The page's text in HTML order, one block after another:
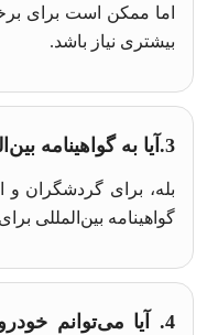
اما ممکن است برای
بیشتری نیاز باشد.
3.آیا به گواهینامه بین‌المللی نیاز است؟
بله، برای گردشگران و
گواهینامه بین‌المللی
4. آیا می‌توانم